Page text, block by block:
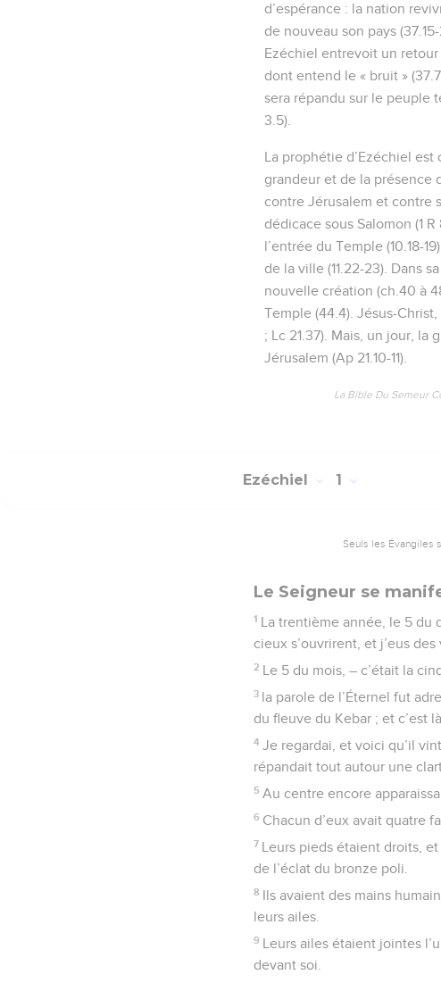
d’espérance : la nation
de nouveau son pays
Ezéchiel entrevoit un retour
dont entend le « bruit »
sera répandu sur le peuple
3.5).
La prophétie d’Ezéchiel
grandeur et de la présence
contre Jérusalem et contre
dédicace sous Salomon (1
l’entrée du Temple (10.18-
de la ville (11.22-23). Dans
nouvelle création (ch.40 à
Temple (44.4). Jésus-Christ,
; Lc 21.37). Mais, un jour, la
Jérusalem (Ap 21.10-11).
La Bible Du Semeur
Ezéchiel 1
Seuls les Évangiles
Le Seigneur se
1 La trentième année, le 5 du
cieux s’ouvrirent, et j’eus des
2 Le 5 du mois, – c’était la
3 la parole de l’Éternel fut
du fleuve du Kebar ; et c’est
4 Je regardai, et voici qu’il
répandait tout autour une
5 Au centre encore
6 Chacun d’eux avait quatre
7 Leurs pieds étaient droits,
de l’éclat du bronze poli.
8 Ils avaient des mains
leurs ailes.
9 Leurs ailes étaient jointes
devant soi.